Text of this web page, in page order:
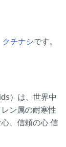
クチナシです。
）は、世界中
ン属の耐寒性
、信頼の心 信